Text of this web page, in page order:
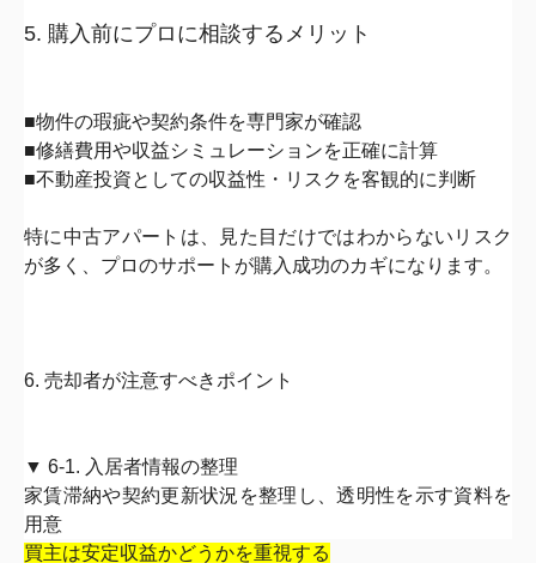
5. 購入前にプロに相談するメリット
■物件の瑕疵や契約条件を専門家が確認
■修繕費用や収益シミュレーションを正確に計算
■不動産投資としての収益性・リスクを客観的に判断
特に中古アパートは、見た目だけではわからないリスク
が多く、 プロのサポートが購入成功のカギになります。
6. 売却者が注意すべきポイント
▼ 6-1. 入居者情報の整理
家賃滞納や契約更新状況を整理し、透明性を示す資料を
用意
買主は安定収益かどうかを重視する